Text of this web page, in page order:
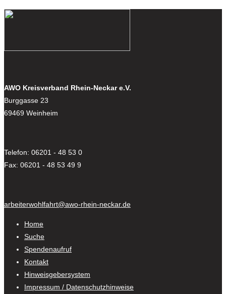
AWO Kreisverband Rhein-Neckar e.V.
Burggasse 23
69469 Weinheim
Telefon: 06201 - 48 53 0
Fax: 06201 - 48 53 49 9
arbeiterwohlfahrt@awo-rhein-neckar.de
Home
Suche
Spendenaufruf
Kontakt
Hinweisgebersystem
Impressum / Datenschutzhinweise